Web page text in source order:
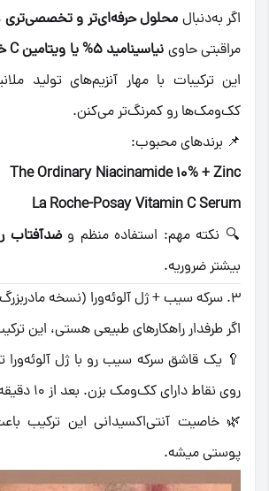
اگر به‌دنبال محلول حرفه‌ای‌تر و تخصصی‌تری
مراقبتی حاوی نیاسینامید ۵% یا ویتامین C خالص
این ترکیبات با مهار آنزیم‌های تولید
کک‌ومک‌ها رو کمرنگ‌تر می‌کنن.
📌 برندهای محبوب:
The Ordinary Niacinamide 10% + Zinc
La Roche-Posay Vitamin C Serum
🔍 نکته مهم: استفاده منظم وضدآفتاب
بیشتر ضروریه.
3. سرکه سیب + ژل آلوئه‌ورا (نسخه مادربزرگ‌ها!)
اگر طرفدار راهکارهای طبیعی هستی، این
🥄 یک قاشق سرکه سیب رو با ژل آلوئه‌ورا
روی نقاط دارای کک‌ومک بزن. بعد از ۱۰ دقیقه با آب ولرم بشور.
🌿 خاصیت آنتی‌اکسیدانی این ترکیب
پوستی میشه.